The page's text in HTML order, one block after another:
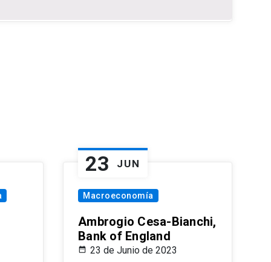
23 JUN
Macroeconomía
Ambrogio Cesa-Bianchi,
Bank of England
23 de Junio de 2023